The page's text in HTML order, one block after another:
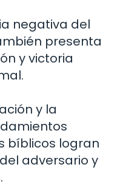
negativa del
presenta
y victoria
y la
bíblicos logran
adversario y